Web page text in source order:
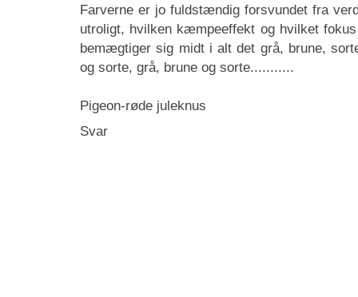
Farverne er jo fuldstændig forsvundet fra
utroligt, hvilken kæmpeeffekt og hvilket
bemægtiger sig midt i alt det grå, brune,
og sorte, grå, brune og sorte...........
Pigeon-røde juleknus
Svar